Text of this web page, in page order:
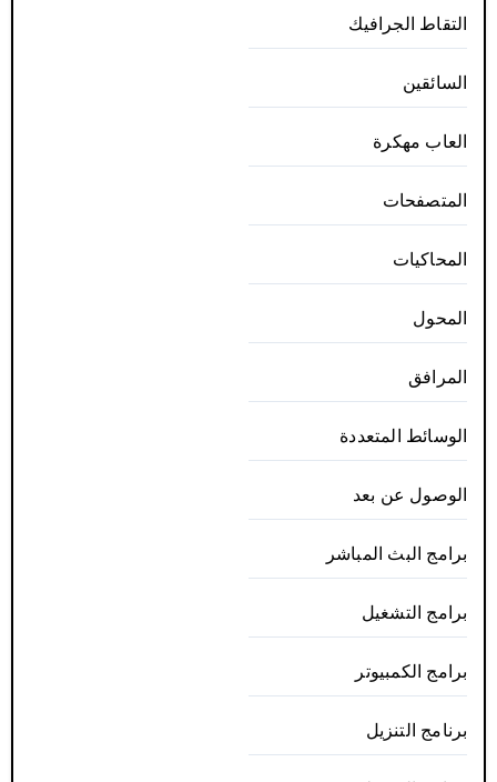
التقاط الجرافيك
السائقين
العاب مهكرة
المتصفحات
المحاكيات
المحول
المرافق
الوسائط المتعددة
الوصول عن بعد
برامج البث المباشر
برامج التشغيل
برامج الكمبيوتر
برنامج التنزيل